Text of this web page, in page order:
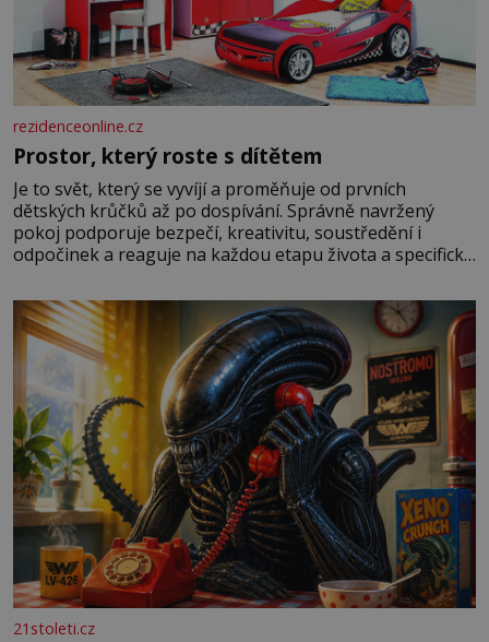
rezidenceonline.cz
Prostor, který roste s dítětem
Je to svět, který se vyvíjí a proměňuje od prvních
dětských krůčků až po dospívání. Správně navržený
pokoj podporuje bezpečí, kreativitu, soustředění i
odpočinek a reaguje na každou etapu života a specifické
měkkost a bezpečí, proto by pokoj miminka měl působit
především klidně a útulně. Předškolní věk je
21stoleti.cz